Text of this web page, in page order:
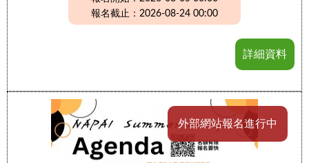
報名截止：2026-08-24 00:00
詳細資料
外部網站報名進行中